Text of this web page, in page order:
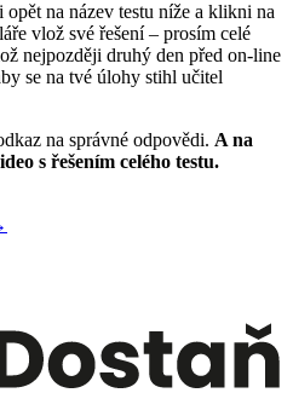
na název testu níže a klikni na
vlož své řešení – prosím celé
nejpozději druhý den před on-line
se na tvé úlohy stihl učitel
na správné odpovědi. A na
s řešením celého testu.